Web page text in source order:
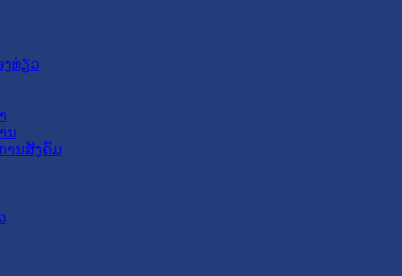
ງທ່ຽວ
ນ
ານສັງຄົມ